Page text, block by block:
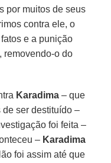
por muitos de seus
contra ele, o
e a punição
removendo-o do
Karadima – que
de ser destituído –
foi feita –
– Karadima
foi assim até que